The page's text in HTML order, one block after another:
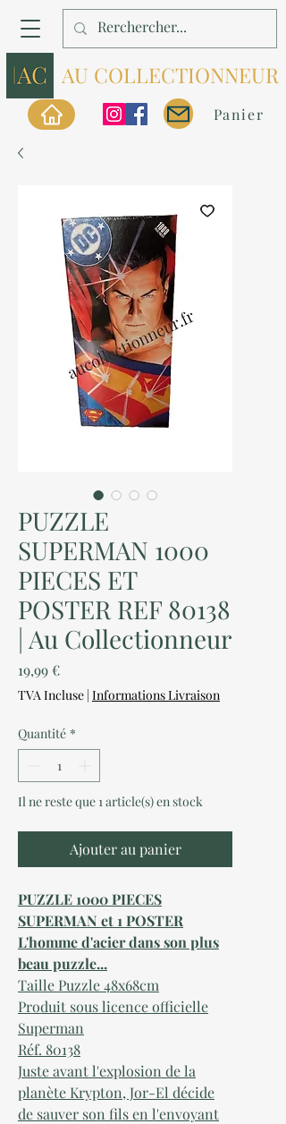
AU COLLECTIONNEUR
Panier
PUZZLE
SUPERMAN 1000
PIECES ET
POSTER REF 80138
| Au Collectionneur
19,99 €Prix
TVA Incluse | Informations Livraison
Quantité *
Il ne reste que 1 article(s) en stock
Ajouter au panier
PUZZLE 1000 PIECES
SUPERMAN et 1 POSTER
L'homme d'acier dans son plus
beau puzzle...
Taille Puzzle 48x68cm
Produit sous licence officielle
Superman
Réf. 80138
Juste avant l'explosion de la
planète Krypton, Jor-El décide
de sauver son fils en l'envoyant